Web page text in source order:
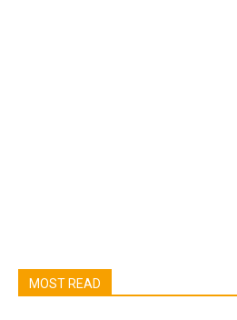
MOST READ